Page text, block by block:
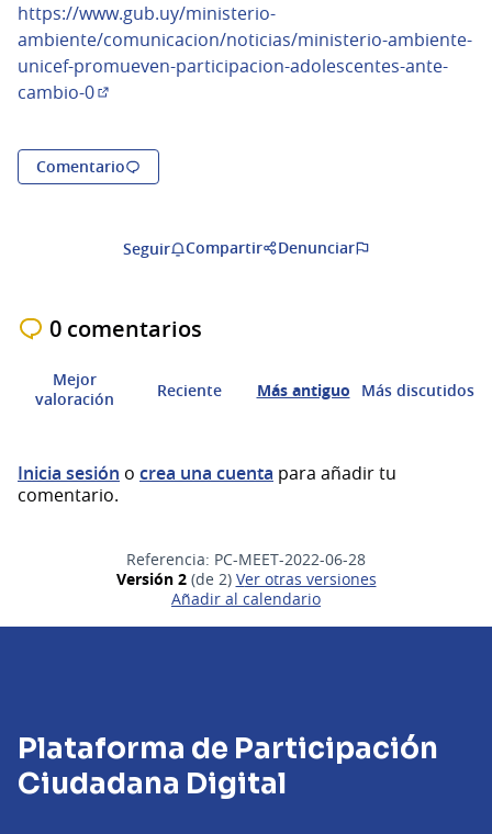
https://www.gub.uy/ministerio-
ambiente/comunicacion/noticias/ministerio-ambiente-
unicef-promueven-participacion-adolescentes-ante-
cambio-0
Comentario
Seguir Compartir Denunciar
0 comentarios
Mejor
valoración
Reciente Más antiguo Más discutidos
Inicia sesión o crea una cuenta para añadir tu
comentario.
Referencia: PC-MEET-2022-06-28
Versión 2(de 2)
ver otras versiones
Añadir al calendario
Plataforma de Participación
Ciudadana Digital